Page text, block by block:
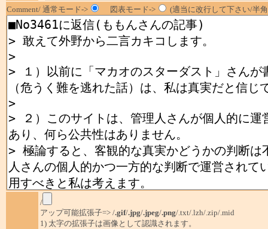
Comment/ 通常モード->
図表モード-> (適当に改行して下さい/半
/
アップ可能拡張子=> /.gif/.jpg/.jpeg/.png/.txt/.lzh/.zip/.mid
1) 太字の拡張子は画像として認識されます。